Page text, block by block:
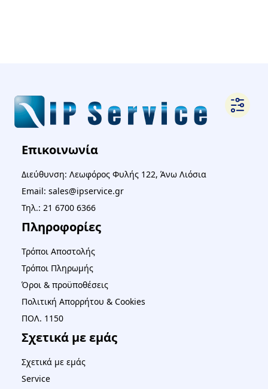
Επικοινωνία
Διεύθυνση: Λεωφόρος Φυλής 122, Άνω Λιόσια
Email: sales@ipservice.gr
Τηλ.: 21 6700 6366
Πληροφορίες
Τρόποι Αποστολής
Τρόποι Πληρωμής
Όροι & προϋποθέσεις
Πολιτική Απορρήτου & Cookies
ΠΟΛ. 1150
Σχετικά με εμάς
Σχετικά με εμάς
Service